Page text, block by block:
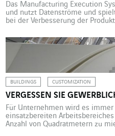
Das Manufacturing Execution
und nutzt Datenströme und
bei der Verbesserung der
Deshalb kommt es ganz
(Manufacturing Execution
Produktionsdaten. Sie werden
BUILDINGS CUSTOMIZATION
VERGESSEN SIE
Für Unternehmen wird es
einsatzbereiten
Anzahl von Quadratmetern zu